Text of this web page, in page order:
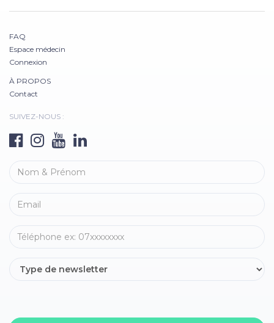
FAQ
Espace médecin
Connexion
À PROPOS
Contact
SUIVEZ-NOUS :